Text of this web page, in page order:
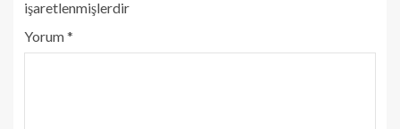
işaretlenmişlerdir
Yorum*